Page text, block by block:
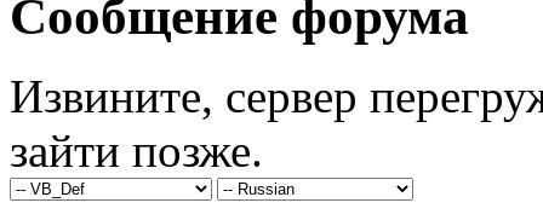
Сообщение форума
Извините, сервер
зайти позже.